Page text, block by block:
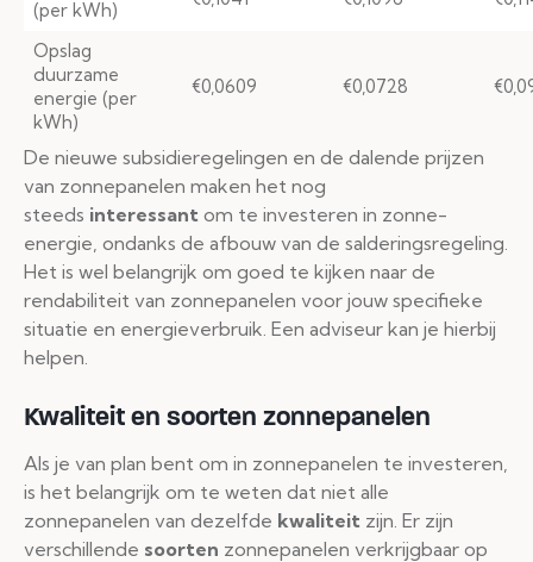
(per kWh)
Opslag
duurzame
energie (per
kWh)
€0,0609 €0,0728
De nieuwe subsidieregelingen en de dalende prijzen
van zonnepanelen maken het nog
steeds interessant om te investeren in zonne-
energie, ondanks de afbouw van de salderingsregeling.
Het is wel belangrijk om goed te kijken naar de
rendabiliteit van zonnepanelen voor jouw specifieke
situatie en energieverbruik. Een adviseur kan je hierbij
helpen.
Kwaliteit en soorten zonnepanelen
Als je van plan bent om in zonnepanelen te investeren,
is het belangrijk om te weten dat niet alle
zonnepanelen van dezelfde kwaliteit zijn. Er zijn
verschillende soorten zonnepanelen verkrijgbaar op